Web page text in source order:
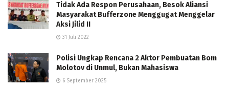
Tidak Ada Respon Perusahaan, Besok Aliansi
Masyarakat Bufferzone Menggugat Menggelar
Aksi Jilid II
31 Juli 2022
Polisi Ungkap Rencana 2 Aktor Pembuatan Bom
Molotov di Unmul, Bukan Mahasiswa
6 September 2025